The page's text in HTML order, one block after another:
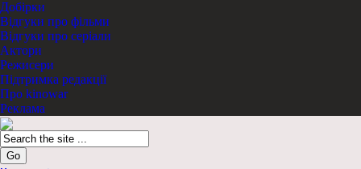
Добірки
Відгуки про фільми
Відгуки про серіали
Актори
Режисери
Підтримка редакції
Про kinowar
Реклама
Go